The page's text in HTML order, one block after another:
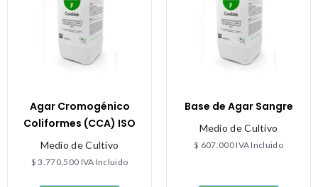
Agar Cromogénico
Coliformes (CCA) ISO
Medio de Cultivo
$ 3.770.500 IVA Incluido
Base de Agar Sangre
Medio de Cultivo
$ 607.000IVA Incluido